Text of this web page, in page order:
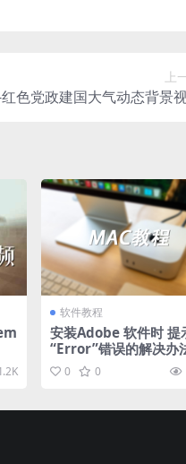
上
色党政建国大气动态背景
软件教程
安装Adobe 软件时 提
“Error”错误的解决办
0 0